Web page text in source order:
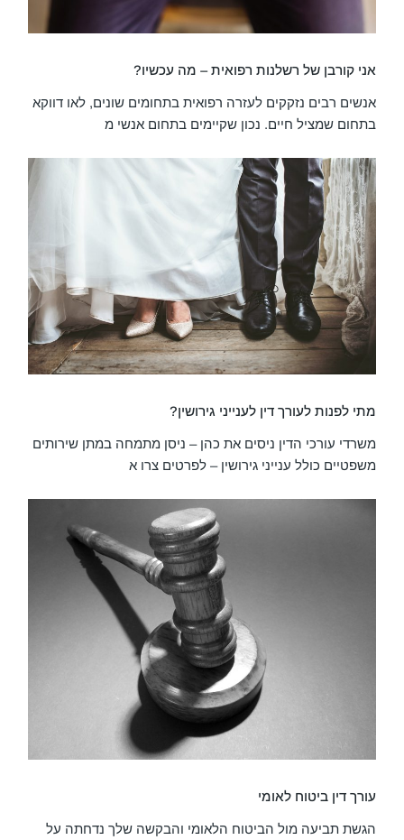
אני קורבן של רשלנות רפואית – מה עכשיו?
אנשים רבים נזקקים לעזרה רפואית בתחומים שונים, לאו דווקא
בתחום שמציל חיים. נכון שקיימים בתחום אנשי מ
מתי לפנות לעורך דין לענייני גירושין?
משרדי עורכי הדין ניסים את כהן – ניסן מתמחה במתן שירותים
משפטיים כולל ענייני גירושין – לפרטים צרו א
עורך דין ביטוח לאומי
הגשת תביעה מול הביטוח הלאומי והבקשה שלך נדחתה על